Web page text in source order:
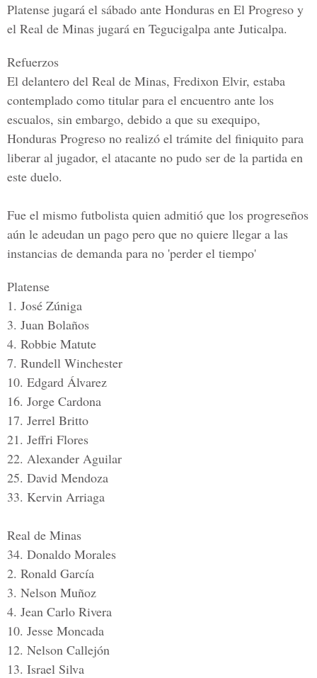
Platense jugará el sábado ante Honduras en El Progreso y
el Real de Minas jugará en Tegucigalpa ante Juticalpa.
Refuerzos
El delantero del Real de Minas, Fredixon Elvir, estaba
contemplado como titular para el encuentro ante los
escualos, sin embargo, debido a que su exequipo,
Honduras Progreso no realizó el trámite del finiquito para
liberar al jugador, el atacante no pudo ser de la partida en
este duelo.
Fue el mismo futbolista quien admitió que los progreseños
aún le adeudan un pago pero que no quiere llegar a las
instancias de demanda para no 'perder el tiempo'
Platense
1. José Zúniga
3. Juan Bolaños
4. Robbie Matute
7. Rundell Winchester
10. Edgard Álvarez
16. Jorge Cardona
17. Jerrel Britto
21. Jeffri Flores
22. Alexander Aguilar
25. David Mendoza
33. Kervin Arriaga
Real de Minas
34. Donaldo Morales
2. Ronald García
3. Nelson Muñoz
4. Jean Carlo Rivera
10. Jesse Moncada
12. Nelson Callejón
13. Israel Silva